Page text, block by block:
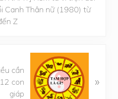
Canh Thân nữ (1980) từ
Z
cần
con
giáp
»